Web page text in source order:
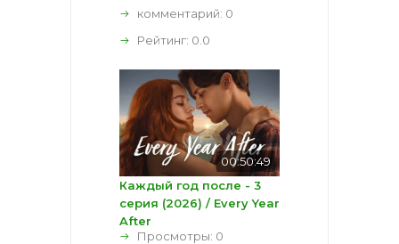
комментарий: 0
Рейтинг: 0.0
00:50:49
Каждый год после - 3
серия (2026) / Every Year
After
Просмотры: 0